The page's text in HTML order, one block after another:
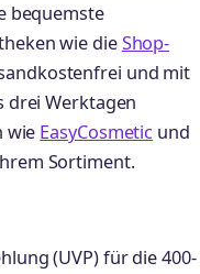
bequemste
wie dieShop-
und mit
drei Werktagen
wie EasyCosmetic und
Sortiment.
(UVP) für die 400-